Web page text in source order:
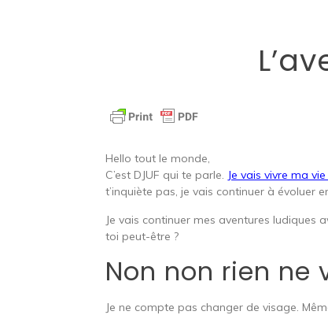
Hello tout le monde,
C’est DJUF qui te parle. Je vais vivre ma
t’inquiète pas, je vais continuer à évoluer
Je vais continuer mes aventures ludiques
toi peut-être ?
Non non rien ne
Je ne compte pas changer de visage.